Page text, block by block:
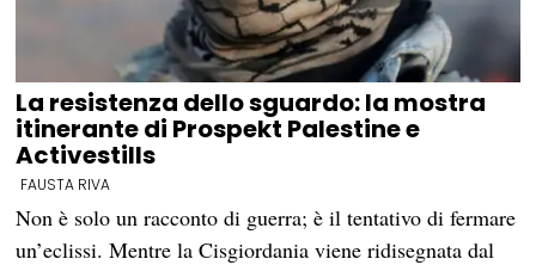
La resistenza dello sguardo: la mostra
itinerante di Prospekt Palestine e
Activestills
FAUSTA RIVA
Non è solo un racconto di guerra; è il tentativo di fermare
un’eclissi. Mentre la Cisgiordania viene ridisegnata dal